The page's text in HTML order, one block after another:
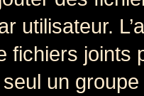
utilisateur.
fichiers
un